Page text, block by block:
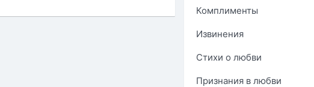
Комплименты
Извинения
Стихи о любви
Признания в любви